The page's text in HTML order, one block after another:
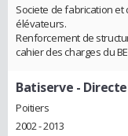
Societe de fabrication
élévateurs.
Renforcement de
cahier des charges du
Batiserve -
Poitiers
2002 - 2013